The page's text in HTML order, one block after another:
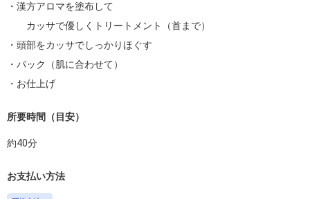
・漢方アロマを塗布して
カッサで優しくトリートメント（首まで）
・頭部をカッサでしっかりほぐす
・パック（肌に合わせて）
・お仕上げ
所要時間（目安）
約40分
お支払い方法